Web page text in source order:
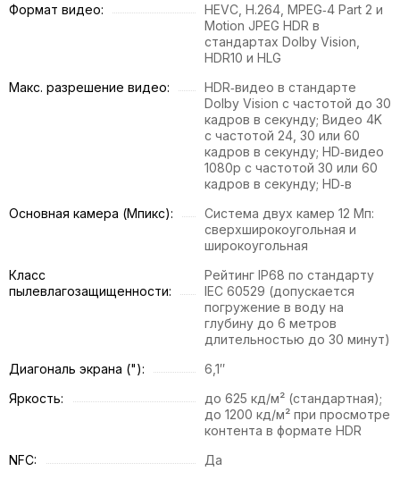
Формат видео:
HEVC, H.264, MPEG‑4 Part 2 и
Motion JPEG HDR в
стандартах Dolby Vision,
HDR10 и HLG
Макс. разрешение видео:
HDR‑видео в стандарте
Dolby Vision с частотой до 30
кадров в секунду; Видео 4K
с частотой 24, 30 или 60
кадров в секунду; HD‑видео
1080p с частотой 30 или 60
кадров в секунду; HD‑в
Основная камера (Мпикс):
Система двух камер 12 Мп:
сверхширокоугольная и
широкоугольная
Класс
пылевлагозащищенности:
Рейтинг IP68 по стандарту
IEC 60529 (допускается
погружение в воду на
глубину до 6 метров
длительностью до 30 минут)
Диагональ экрана ("):
6,1″
Яркость:
до 625 кд/м² (стандартная);
до 1200 кд/м² при просмотре
контента в формате HDR
NFC:
Да